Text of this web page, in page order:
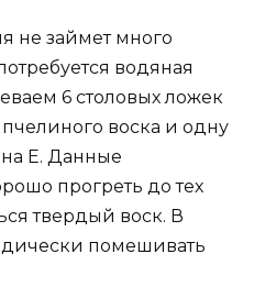
не займет много
водяная
6 столовых ложек
воска и одну
Е. Данные
прогреть до тех
твердый воск. В
помешивать